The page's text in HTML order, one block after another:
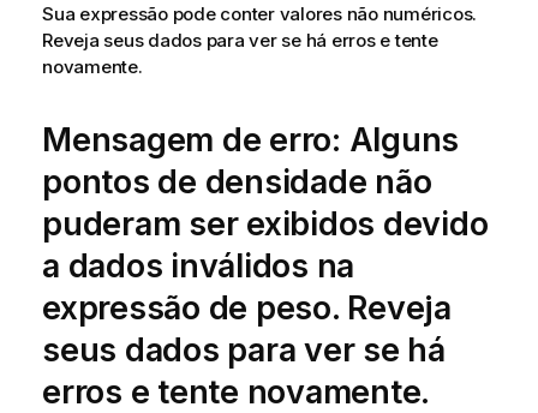
Sua expressão pode conter valores não numéricos.
Reveja seus dados para ver se há erros e tente
novamente.
Mensagem de erro: Alguns
pontos de densidade não
puderam ser exibidos devido
a dados inválidos na
expressão de peso. Reveja
seus dados para ver se há
erros e tente novamente.